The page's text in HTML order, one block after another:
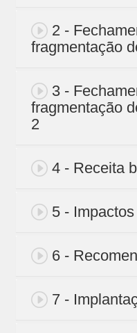
2 -
fragmentação
3 -
fragmentação
2
4 - Receita
5 - Impactos
6 -
7 -